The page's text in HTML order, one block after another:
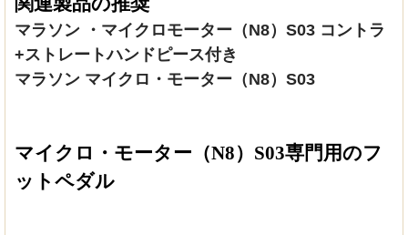
マラソン ・マイクロモーター（N8）S03 コントラ
+ストレートハンドピース付き
マラソン マイクロ・モーター（N8）S03
マイクロ ・モーター（N8） S03専門用のフ
ットペダル